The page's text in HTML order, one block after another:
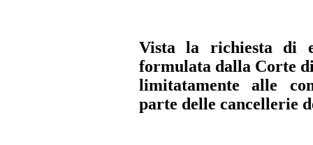
Vista la richiesta di
formulata dalla Corte di
limitatamente alle
parte delle cancellerie